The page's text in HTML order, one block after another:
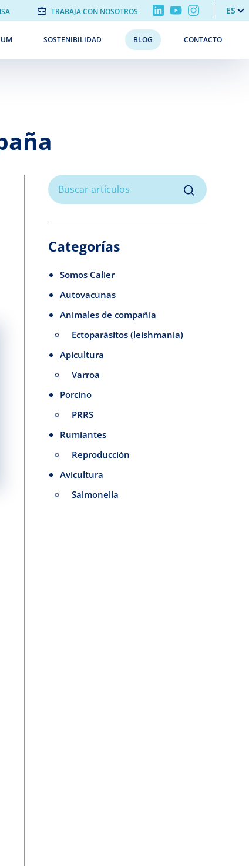
TRABAJA CON NOSOTROS ES
SOSTENIBILIDAD BLOG CONTACTO
Categorías
Somos Calier
Autovacunas
Animales de compañía
Ectoparásitos (leishmania)
Apicultura
Varroa
Porcino
PRRS
Rumiantes
Reproducción
Avicultura
Salmonella